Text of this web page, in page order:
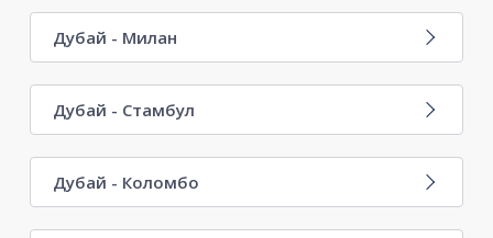
Дубай - Милан
Дубай - Стамбул
Дубай - Коломбо